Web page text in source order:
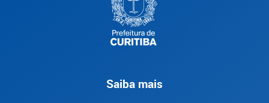
Saiba mais